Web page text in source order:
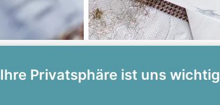
Ihre Privatsphäre ist uns wichtig